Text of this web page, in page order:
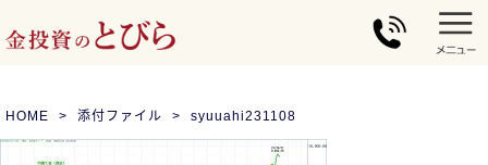
HOME 添付ファイル syuuahi231108